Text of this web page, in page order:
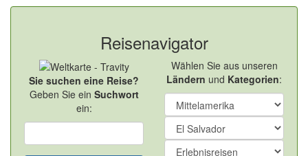
Reisenavigator
Sie suchen eine Reise?
Geben Sie ein Suchwort
ein:
Wählen Sie aus unseren
Ländern und Kategorien: